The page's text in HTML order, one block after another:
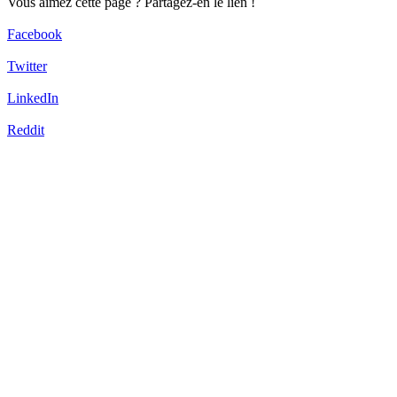
Facebook
Twitter
LinkedIn
Reddit